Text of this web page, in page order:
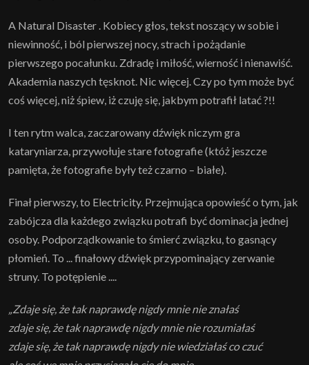
A Natural Disaster . Kobiecy głos, tekst noszący w sobie i
niewinność, i ból pierwszej nocy, strach i pożądanie
pierwszego pocałunku. Zdradę i miłość, wierność i nienawiść.
Akademia naszych tęsknot. Nic więcej. Czy po tym może być
coś więcej, niż śpiew, iż czuję się, jakbym potrafił latać ?!!
I ten rytm walca, zaczarowany dźwięk niczym gra
kataryniarza, przywołuje stare fotografie (któż jeszcze
pamięta, że fotografie były też czarno – białe).
Finał pierwszy, to Electricity. Przejmująca opowieść o tym, jak
zabójcza dla każdego związku potrafi być dominacja jednej
osoby. Podporządkowanie to śmierć związku, to gasnący
płomień. To ... finałowy dźwięk przypominający zerwanie
struny. To potępienie ....
„Zdaje się, że tak naprawdę nigdy mnie nie znałaś
zdaje się, że tak naprawdę nigdy mnie nie rozumiałaś
zdaje się, że tak naprawdę nigdy nie wiedziałaś co czuć